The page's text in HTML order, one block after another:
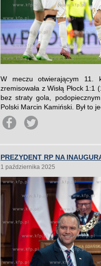
W meczu otwierającym 11.
zremisowała z Wisłą Płock
bez straty gola,
Polski Marcin Kamiński. Był to
PREZYDENT RP NA
1 października 2025